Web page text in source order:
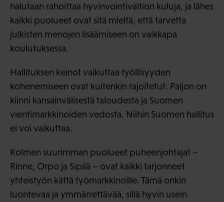
halutaan rahoittaa hyvinvointivaltion kuluja, ja lähes
kaikki puolueet ovat sitä mieltä, että tarvetta
julkisten menojen lisäämiseen on vaikkapa
koulutuksessa.
Hallituksen keinot vaikuttaa työllisyyden
kohenemiseen ovat kuitenkin rajoitetut. Paljon on
kiinni kansainvälisestä taloudesta ja Suomen
vientimarkkinoiden vedosta. Niihin Suomen hallitus
ei voi vaikuttaa.
Kolmen suurimman puolueet puheenjohtajat –
Rinne, Orpo ja Sipilä – ovat kaikki tarjonneet
yhteistyön kättä työmarkkinoille. Tämä onkin
luontevaa ja ymmärrettävää, sillä hyvin usein